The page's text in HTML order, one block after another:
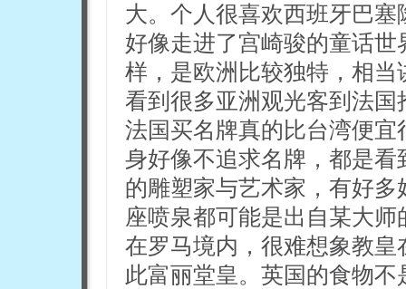
大。个人很喜欢西班牙巴
好像走进了宫崎骏的童话
样，是欧洲比较独特，相
看到很多亚洲观光客到法
法国买名牌真的比台湾便
身好像不追求名牌，都是
的雕塑家与艺术家，有好
座喷泉都可能是出自某大
在罗马境内，很难想象教
此富丽堂皇。英国的食物